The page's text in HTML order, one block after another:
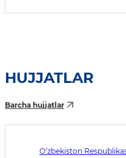
HUJJATLAR
Barcha hujjatlar
O‘zbekiston